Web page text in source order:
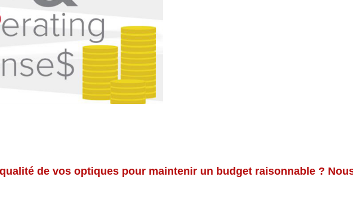
de vos optiques pour maintenir un budget raisonnable ?